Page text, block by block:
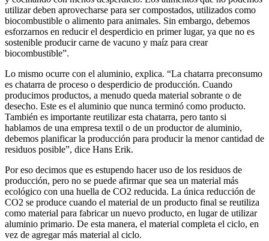
utilizar deben aprovecharse para ser compostados, utilizados como
biocombustible o alimento para animales. Sin embargo, debemos
esforzarnos en reducir el desperdicio en primer lugar, ya que no es
sostenible producir carne de vacuno y maíz para crear
biocombustible”.
Lo mismo ocurre con el aluminio, explica. “La chatarra preconsumo
es chatarra de proceso o desperdicio de producción. Cuando
producimos productos, a menudo queda material sobrante o de
desecho. Este es el aluminio que nunca terminó como producto.
También es importante reutilizar esta chatarra, pero tanto si
hablamos de una empresa textil o de un productor de aluminio,
debemos planificar la producción para producir la menor cantidad de
residuos posible”, dice Hans Erik.
Por eso decimos que es estupendo hacer uso de los residuos de
producción, pero no se puede afirmar que sea un material más
ecológico con una huella de CO2 reducida. La única reducción de
CO2 se produce cuando el material de un producto final se reutiliza
como material para fabricar un nuevo producto, en lugar de utilizar
aluminio primario. De esta manera, el material completa el ciclo, en
vez de agregar más material al ciclo.